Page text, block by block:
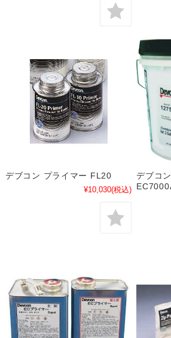
デブコン プライマー FL20
¥10,030(税込)
デブコ